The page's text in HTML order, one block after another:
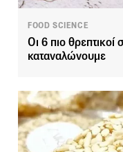
FOOD SCIENCE
Οι 6 πιο θρεπτικοί
καταναλώνουμε